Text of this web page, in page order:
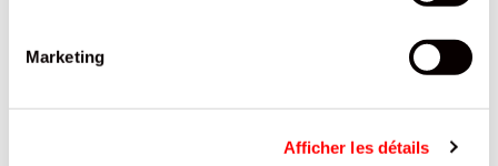
Marketing
Afficher les détails